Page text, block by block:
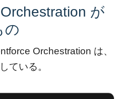
が
の
Orchestration は、
ている。